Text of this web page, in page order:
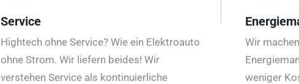
Service
Hightech ohne Service? Wie ein Elektroauto
ohne Strom. Wir liefern beides! Wir
verstehen Service als kontinuierliche
Wir
weniger